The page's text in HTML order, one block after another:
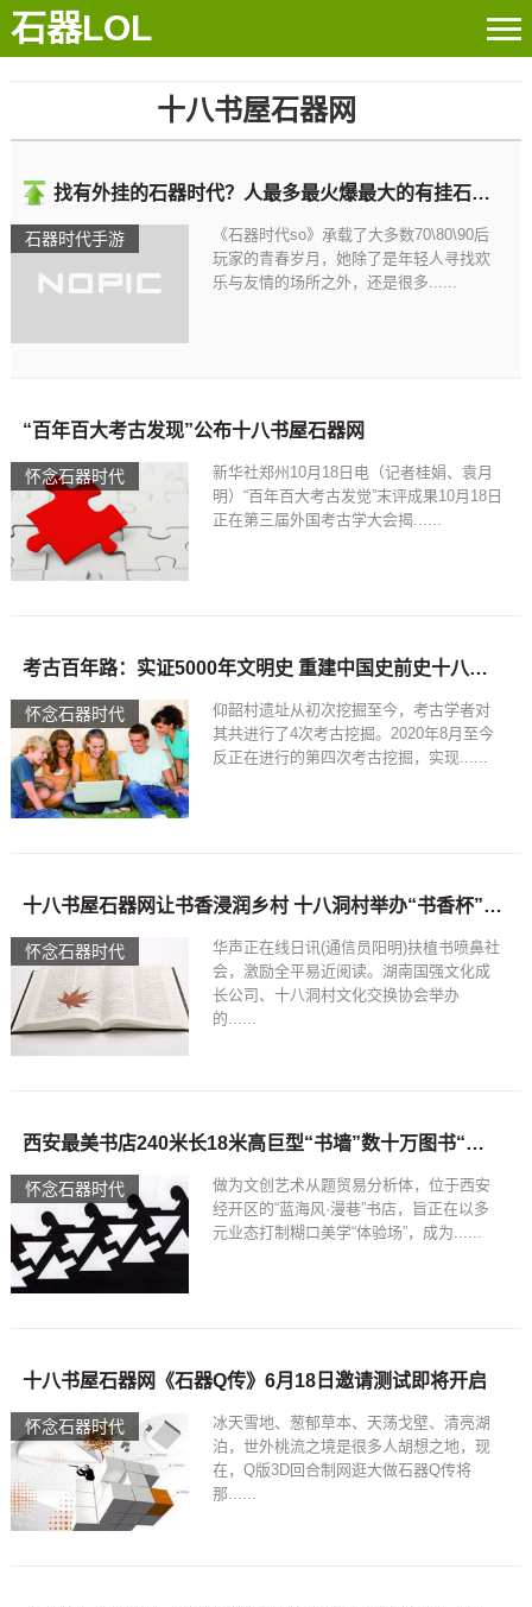
石器LOL
十八书屋石器网
石器时代手游
找有外挂的石器时代？人最多最火爆最大的有挂石器时代
《石器时代so》承载了大多数70\80\90后
玩家的青春岁月，她除了是年轻人寻找欢
乐与友情的场所之外，还是很多......
怀念石器时代
“百年百大考古发现”公布十八书屋石器网
新华社郑州10月18日电（记者桂娟、袁月
明）“百年百大考古发觉”末评成果10月18日
正在第三届外国考古学大会揭......
怀念石器时代
考古百年路：实证5000年文明史 重建中国史前史十八书屋石器网
仰韶村遗址从初次挖掘至今，考古学者对
其共进行了4次考古挖掘。2020年8月至今
反正在进行的第四次考古挖掘，实现......
怀念石器时代
十八书屋石器网让书香浸润乡村 十八洞村举办“书香杯”读好书、讲好故事活动
华声正在线日讯(通信员阳明)扶植书喷鼻社
会，激励全平易近阅读。湖南国强文化成
长公司、十八洞村文化交换协会举办
的......
怀念石器时代
西安最美书店240米长18米高巨型“书墙”数十万图书“殿堂”十八书屋石器网
做为文创艺术从题贸易分析体，位于西安
经开区的“蓝海风·漫巷”书店，旨正在以多
元业态打制糊口美学“体验场”，成为......
怀念石器时代
十八书屋石器网《石器Q传》6月18日邀请测试即将开启
冰天雪地、葱郁草本、天荡戈壁、清亮湖
泊，世外桃流之境是很多人胡想之地，现
在，Q版3D回合制网逛大做石器Q传将
那......